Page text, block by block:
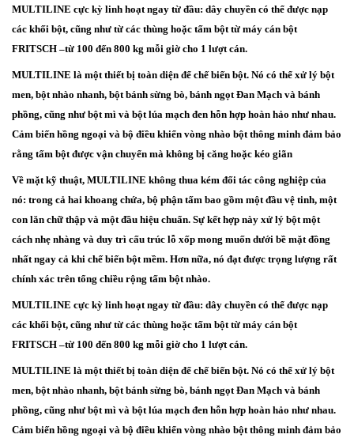
MULTILINE cực kỳ linh hoạt ngay từ đầu: dây chuyền có thể được nạp
các khối bột, cũng như từ các thùng hoặc tấm bột từ máy cán bột
FRITSCH –từ 100 đến 800 kg mỗi giờ cho 1 lượt cán.
MULTILINE là một thiết bị toàn diện để chế biến bột. Nó có thể xử lý bột
men, bột nhào nhanh, bột bánh sừng bò, bánh ngọt Đan Mạch và bánh
phồng, cũng như bột mì và bột lúa mạch đen hỗn hợp hoàn hảo như nhau.
Cảm biến hồng ngoại và bộ điều khiển vòng nhào bột thông minh đảm bảo
rằng tấm bột được vận chuyển mà không bị căng hoặc kéo giãn
Về mặt kỹ thuật, MULTILINE không thua kém đối tác công nghiệp của
nó: trong cả hai khoang chứa, bộ phận tấm bao gồm một đầu vệ tinh, một
con lăn chữ thập và một đầu hiệu chuẩn. Sự kết hợp này xử lý bột một
cách nhẹ nhàng và duy trì cấu trúc lỗ xốp mong muốn dưới bề mặt đồng
nhất ngay cả khi chế biến bột mềm. Hơn nữa, nó đạt được trọng lượng rất
chính xác trên tổng chiều rộng tấm bột nhào.
MULTILINE cực kỳ linh hoạt ngay từ đầu: dây chuyền có thể được nạp
các khối bột, cũng như từ các thùng hoặc tấm bột từ máy cán bột
FRITSCH –từ 100 đến 800 kg mỗi giờ cho 1 lượt cán.
MULTILINE là một thiết bị toàn diện để chế biến bột. Nó có thể xử lý bột
men, bột nhào nhanh, bột bánh sừng bò, bánh ngọt Đan Mạch và bánh
phồng, cũng như bột mì và bột lúa mạch đen hỗn hợp hoàn hảo như nhau.
Cảm biến hồng ngoại và bộ điều khiển vòng nhào bột thông minh đảm bảo